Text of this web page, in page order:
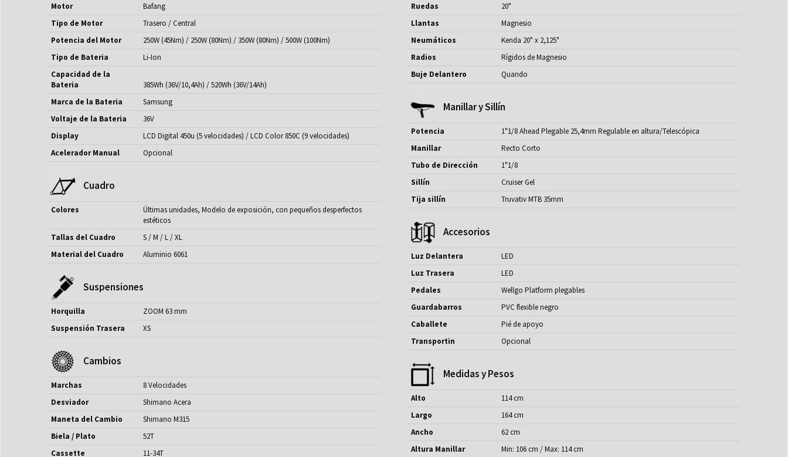
Motor
Bafang
Tipo de Motor
Trasero / Central
Potencia del Motor
250W (45Nm) / 250W (80Nm) / 350W (80Nm) / 500W (100Nm)
Tipo de Bateria
Li-Ion
Capacidad de la
Bateria
385Wh (36V/10,4Ah) / 520Wh (36V/14Ah)
Marca de la Bateria
Samsung
Voltaje de la Bateria
36V
Display
LCD Digital 450u (5 velocidades) / LCD Color 850C (9 velocidades)
Acelerador Manual
Opcional
Cuadro
Colores
Últimas unidades, Modelo de exposición, con pequeños desperfectos
estéticos
Tallas del Cuadro
S / M / L / XL
Material del Cuadro
Aluminio 6061
Suspensiones
Horquilla
ZOOM 63 mm
Suspensión Trasera
XS
Cambios
Marchas
8 Velocidades
Desviador
Shimano Acera
Maneta del Cambio
Shimano M315
Biela / Plato
52T
Cassette
11-34T
Ruedas
20"
Llantas
Magnesio
Neumáticos
Kenda 20" x 2,125"
Radios
Rígidos de Magnesio
Buje Delantero
Quando
Manillar y Sillín
Potencia
1"1/8 Ahead Plegable 25,4mm Regulable en altura/Telescópica
Manillar
Recto Corto
Tubo de Dirección
1"1/8
Sillín
Cruiser Gel
Tija sillín
Truvativ MTB 35mm
Accesorios
Luz Delantera
LED
Luz Trasera
LED
Pedales
Wellgo Platform plegables
Guardabarros
PVC flexible negro
Caballete
Pié de apoyo
Transportin
Opcional
Medidas y Pesos
Alto
114 cm
Largo
164 cm
Ancho
62 cm
Altura Manillar
Min: 106 cm / Max: 114 cm